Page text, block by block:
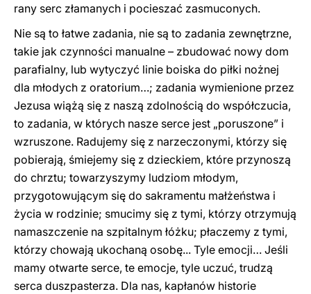
rany serc złamanych i pocieszać zasmuconych.
Nie są to łatwe zadania, nie są to zadania zewnętrzne,
takie jak czynności manualne – zbudować nowy dom
parafialny, lub wytyczyć linie boiska do piłki nożnej
dla młodych z oratorium…; zadania wymienione przez
Jezusa wiążą się z naszą zdolnością do współczucia,
to zadania, w których nasze serce jest „poruszone” i
wzruszone. Radujemy się z narzeczonymi, którzy się
pobierają, śmiejemy się z dzieckiem, które przynoszą
do chrztu; towarzyszymy ludziom młodym,
przygotowującym się do sakramentu małżeństwa i
życia w rodzinie; smucimy się z tymi, którzy otrzymują
namaszczenie na szpitalnym łóżku; płaczemy z tymi,
którzy chowają ukochaną osobę... Tyle emocji… Jeśli
mamy otwarte serce, te emocje, tyle uczuć, trudzą
serca duszpasterza. Dla nas, kapłanów historie